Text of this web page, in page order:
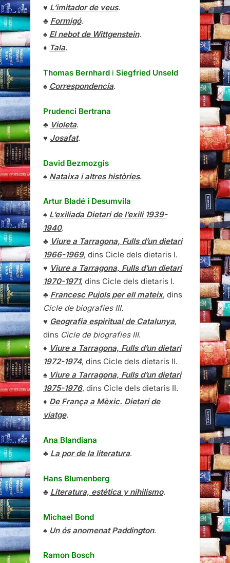
♥ L’imitador de veus.
♣ Formigó.
♠ El nebot de Wittgenstein.
♦ Tala.
Thomas Bernhard i Siegfried Unseld
♠ Correspondencia.
Prudenci Bertrana
♣ Violeta.
♥ Josafat.
David Bezmozgis
♠ Nataixa i altres històries.
Artur Bladé i Desumvila
♠ L’exiliada Dietari de l’exili 1939-
1940.
♣ Viure a Tarragona, Fulls d’un dietari
1966-1969, dins Cicle dels dietaris I.
♥ Viure a Tarragona, Fulls d’un dietari
1970-1971, dins Cicle dels dietaris I.
♣ Francesc Pujols per ell mateix, dins
Cicle de biografies III.
♥ Geografia espiritual de Catalunya,
dins Cicle de biografies III.
♦ Viure a Tarragona, Fulls d’un dietari
1972-1974, dins Cicle dels dietaris II.
♠ Viure a Tarragona, Fulls d’un dietari
1975-1976, dins Cicle dels dietaris II.
♦ De França a Mèxic. Dietari de
viatge.
Ana Blandiana
♣ La por de la literatura.
Hans Blumenberg
♣ Literatura, estética y nihilismo.
Michael Bond
♠ Un ós anomenat Paddington.
Ramon Bosch